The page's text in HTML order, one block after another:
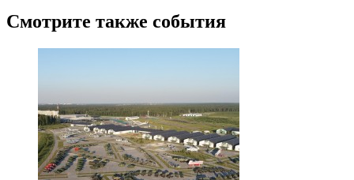
Смотрите также события